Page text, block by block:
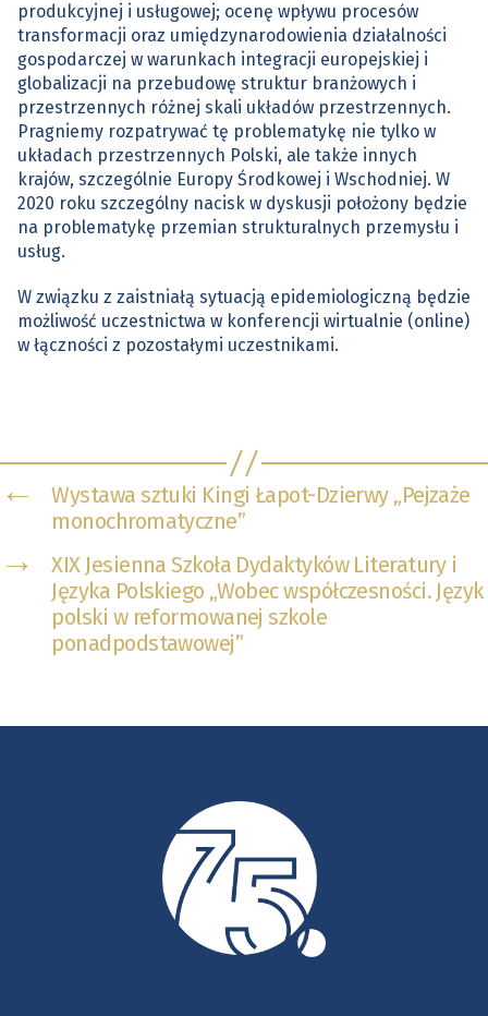
produkcyjnej i usługowej; ocenę wpływu procesów
transformacji oraz umiędzynarodowienia działalności
gospodarczej w warunkach integracji europejskiej i
globalizacji na przebudowę struktur branżowych i
przestrzennych różnej skali układów przestrzennych.
Pragniemy rozpatrywać tę problematykę nie tylko w
układach przestrzennych Polski, ale także innych
krajów, szczególnie Europy Środkowej i Wschodniej. W
2020 roku szczególny nacisk w dyskusji położony będzie
na problematykę przemian strukturalnych przemysłu i
usług.
W związku z zaistniałą sytuacją epidemiologiczną będzie
możliwość uczestnictwa w konferencji wirtualnie (online)
w łączności z pozostałymi uczestnikami.
←
Wystawa sztuki Kingi Łapot-Dzierwy „Pejzaże
monochromatyczne”
→
XIX Jesienna Szkoła Dydaktyków Literatury i
Języka Polskiego „Wobec współczesności. Język
polski w reformowanej szkole
ponadpodstawowej”